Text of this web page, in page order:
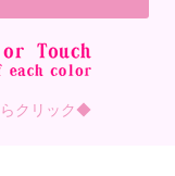
クリック◆